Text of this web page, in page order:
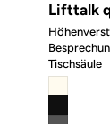
Lifttalk
Tischsäule